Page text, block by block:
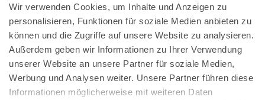
Wir verwenden Cookies, um Inhalte und Anzeigen zu
personalisieren, Funktionen für soziale Medien anbieten zu
können und die Zugriffe auf unsere Website zu analysieren.
Außerdem geben wir Informationen zu Ihrer Verwendung
unserer Website an unsere Partner für soziale Medien,
Werbung und Analysen weiter. Unsere Partner führen diese
Informationen möglicherweise mit weiteren Daten
Bundeskanzlerplatz 2
53113 Bonn